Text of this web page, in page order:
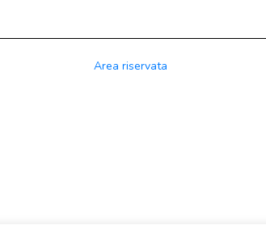
Area riservata